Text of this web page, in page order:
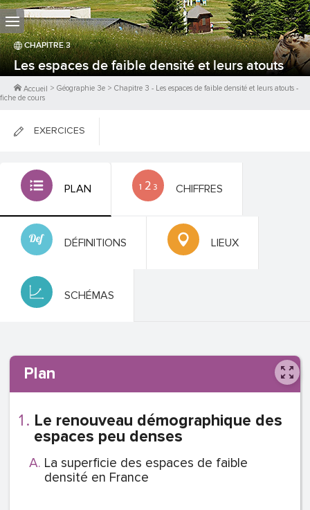
CHAPITRE3
Les espaces de faible densité et leurs atouts
Accueil > Géographie 3e > Chapitre 3 - Les espaces de faible densité et leurs atouts -
fiche de cours
EXERCICES
FICHES DE COURS
PLAN CHIFFRES
DÉFINITIONS LIEUX
SCHÉMAS
Plan
Le renouveau démographique des
espaces peu denses
La superficie des espaces de faible
densité en France